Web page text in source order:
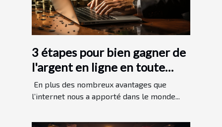
3 étapes pour bien gagner de
l'argent en ligne en toute
légitimité
En plus des nombreux avantages que
l’internet nous a apporté dans le monde...